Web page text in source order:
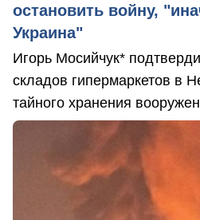
остановить войну,
Украина"
Игорь Мосийчук*
складов гипермаркетов в
тайного хранения